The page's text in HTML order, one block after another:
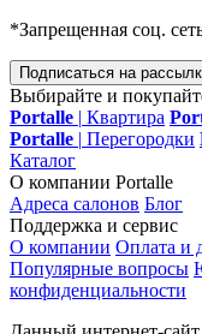
*Запрещенная соц.
Подписаться на
Выбирайте и
Portalle | Квартира
Portalle | Перегородки
Каталог
О компании Portalle
Адреса салонов Блог
Поддержка и сервис
О компании Оплата и
Популярные вопросы
конфиденциальности